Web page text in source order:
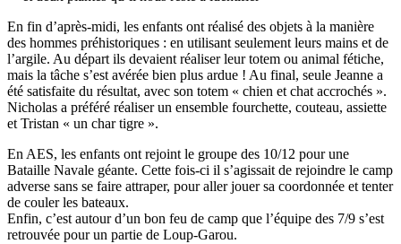
En fin d’après-midi, les enfants ont réalisé des objets à la manière
des hommes préhistoriques : en utilisant seulement leurs mains et de
l’argile. Au départ ils devaient réaliser leur totem ou animal fétiche,
mais la tâche s’est avérée bien plus ardue ! Au final, seule Jeanne a
été satisfaite du résultat, avec son totem « chien et chat accrochés ».
Nicholas a préféré réaliser un ensemble fourchette, couteau, assiette
et Tristan « un char tigre ».
En AES, les enfants ont rejoint le groupe des 10/12 pour une
Bataille Navale géante. Cette fois-ci il s’agissait de rejoindre le camp
adverse sans se faire attraper, pour aller jouer sa coordonnée et tenter
de couler les bateaux.
Enfin, c’est autour d’un bon feu de camp que l’équipe des 7/9 s’est
retrouvée pour un partie de Loup-Garou.